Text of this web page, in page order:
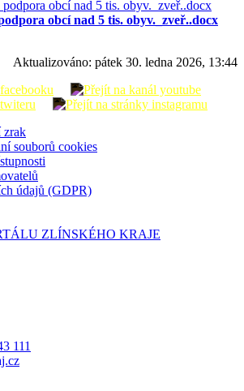
obcí nad 5 tis. obyv._zveř..docx
Aktualizováno: pátek 30. ledna 2026, 13:44
zrak
souborů cookies
údajů (GDPR)
ZLÍNSKÉHO KRAJE
111